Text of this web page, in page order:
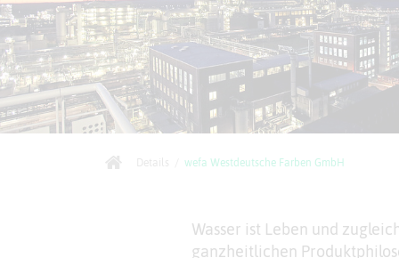
wefa Westdeutsche Farben GmbH
Wasser ist Leben und
ganzheitlichen